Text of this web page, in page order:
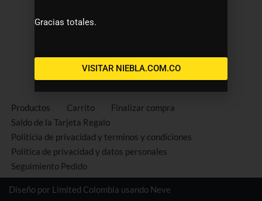
Productos Carrito
Finalizar compra
Saldo de la Tarjeta Regalo
Politicia de privacidad y terminos y condiciones
Política de privacidad y datos personales
Seguimiento Pedido
Diseño por Limited Colombia usando Neve
Gracias totales.
VISITAR NIEBLA.COM.CO